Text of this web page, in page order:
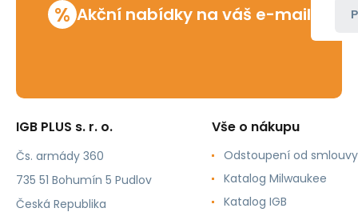
% Akční nabídky na váš e-mail
IGB PLUS s. r. o.
Čs. armády 360
735 51 Bohumín 5 Pudlov
Česká Republika
Vše o nákupu
Odstoupení od smlouvy
Katalog Milwaukee
Katalog IGB